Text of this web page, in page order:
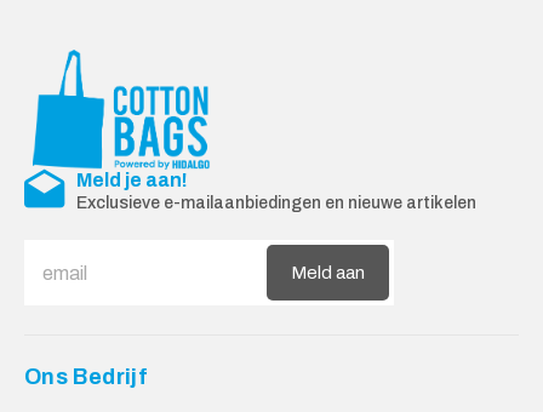
Meld je aan!
Exclusieve e-mailaanbiedingen en nieuwe artikelen
Meld aan
Ons Bedrijf